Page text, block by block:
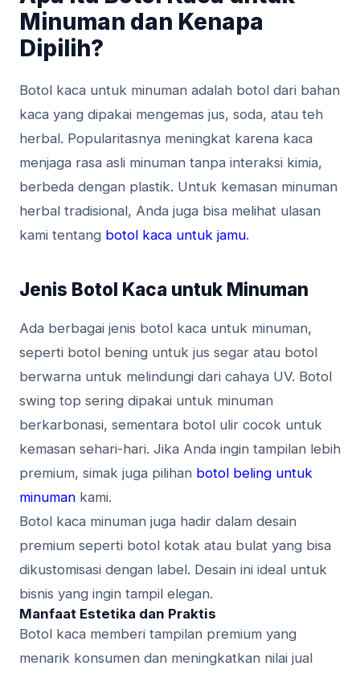
Minuman dan Kenapa
Dipilih?
Botol kaca untuk minuman adalah botol dari bahan
kaca yang dipakai mengemas jus, soda, atau teh
herbal. Popularitasnya meningkat karena kaca
menjaga rasa asli minuman tanpa interaksi kimia,
berbeda dengan plastik. Untuk kemasan minuman
herbal tradisional, Anda juga bisa melihat ulasan
kami tentang botol kaca untuk jamu.
Jenis Botol Kaca untuk Minuman
Ada berbagai jenis botol kaca untuk minuman,
seperti botol bening untuk jus segar atau botol
berwarna untuk melindungi dari cahaya UV. Botol
swing top sering dipakai untuk minuman
berkarbonasi, sementara botol ulir cocok untuk
kemasan sehari-hari. Jika Anda ingin tampilan lebih
premium, simak juga pilihan botol beling untuk
minuman kami.
Botol kaca minuman juga hadir dalam desain
premium seperti botol kotak atau bulat yang bisa
dikustomisasi dengan label. Desain ini ideal untuk
bisnis yang ingin tampil elegan.
Manfaat Estetika dan Praktis
Botol kaca memberi tampilan premium yang
menarik konsumen dan meningkatkan nilai jual